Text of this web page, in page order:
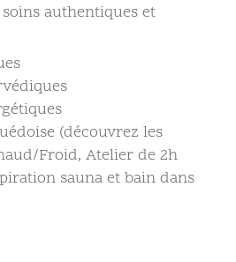
authentiques et
(découvrez les
Froid, Atelier de 2h
sauna et bain dans